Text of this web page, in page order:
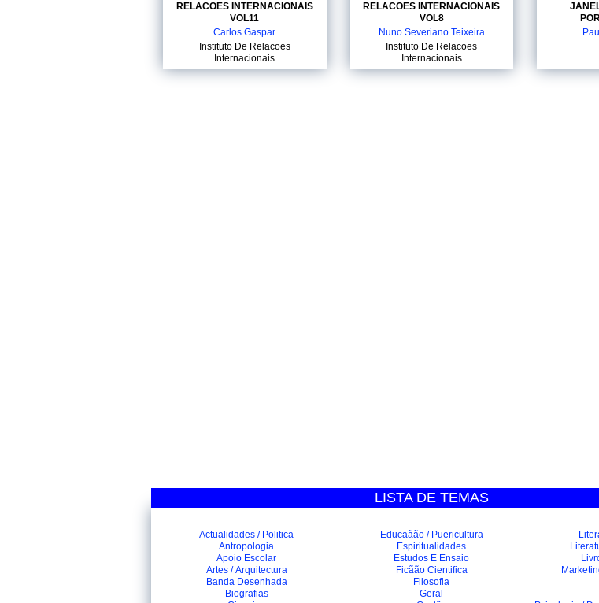
RELACOES INTERNACIONAIS
VOL11
Carlos Gaspar
Instituto De Relacoes
Internacionais
RELACOES INTERNACIONAIS
VOL8
Nuno Severiano Teixeira
Instituto De Relacoes
Internacionais
LISTA DE TEMAS
Actualidades / Politica
Antropologia
Apoio Escolar
Artes / Arquitectura
Banda Desenhada
Biografias
Educaãão / Puericultura
Espiritualidades
Estudos E Ensaio
Ficãão Cientifica
Filosofia
Geral